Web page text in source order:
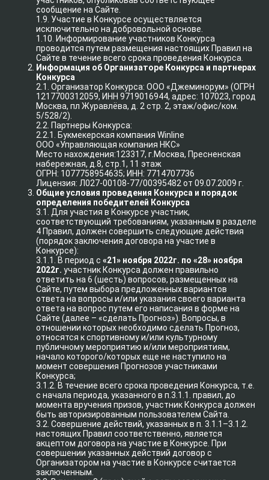
сообщение на Сайте.
1.9. Участие в Конкурсе осуществляется
исключительно на добровольной основе.
1.10. Информирование участников Конкурса
проводится путем размещения настоящих Правил на
Сайте в течение всего срока проведения Конкурса.
Информация об Организаторе Конкурса и партнерах
Конкурса
2.1. Организатор Конкурса: ООО «Джеминорум» (ОГРН
1217700312059, ИНН 9719016944, адрес: 107023, город
Москва, пл Журавлёва, д. 2 стр. 2, этаж/офис/ком.
5/528/2).
2.2. Партнеры Конкурса:
2.2.1. Букмекерская компания Winline
ООО «Управляющая компания НКС»
Место нахождения:123317, г.Москва, Пресненская
набережная, д.8, стр.1, 11 этаж
ОГРН: 1077758954635; ИНН: 7714707736
Лицензия: Л027-00108-77/00395482 от 09.07.2009 г.
Общие условия проведения Конкурса и порядок
определения победителей Конкурса
3.1. Для участия в Конкурсе участник,
соответствующий требованиям, указанным в разделе
4 Правил, должен совершить следующие действия
(порядок заключения договора на участие в
Конкурсе):
3.1.1. В период с «21» ноября 2022г. по «28» ноября
2022г. участник Конкурса должен правильно
ответить на 6 (шесть) вопросов, размещенных на
Сайте, путем выбора предложенных вариантов
ответа на вопросы и/или указания своего варианта
ответа на вопрос путем его написания в форме на
Сайте (далее – «сделать Прогноз»). Вопросы, в
отношении которых необходимо сделать Прогноз,
относятся к спортивному и/или культурному
публичному мероприятию и/или мероприятиям,
начало которого/которых еще не наступило на
момент совершения Прогнозов участниками
Конкурса;
3.1.2. В течение всего срока проведения Конкурса, т.е.
с начала периода, указанного в п.3.1.1. правил, до
момента вручения призов, участник Конкурса должен
быть авторизированным пользователем Сайта.
3.2. Совершение действий, указанных в п. 3.1.1–3.1.2.
настоящих Правил соответственно, является
акцептом договора на участие в Конкурсе. При
совершении указанных действий договор с
Организатором на участие в Конкурсе считается
заключенным.